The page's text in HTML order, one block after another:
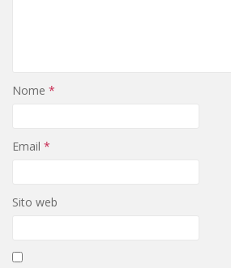
Nome *
Email *
Sito web